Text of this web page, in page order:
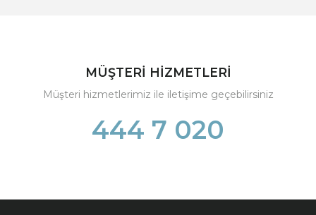
MÜŞTERİ HİZMETLERİ
Müşteri hizmetlerimiz ile iletişime geçebilirsiniz
444 7 020